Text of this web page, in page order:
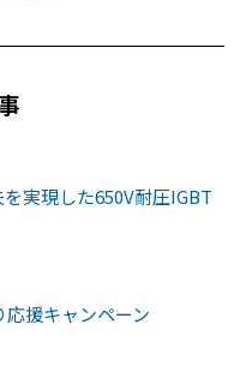
実現した650V耐圧IGBT
援キャンペーン